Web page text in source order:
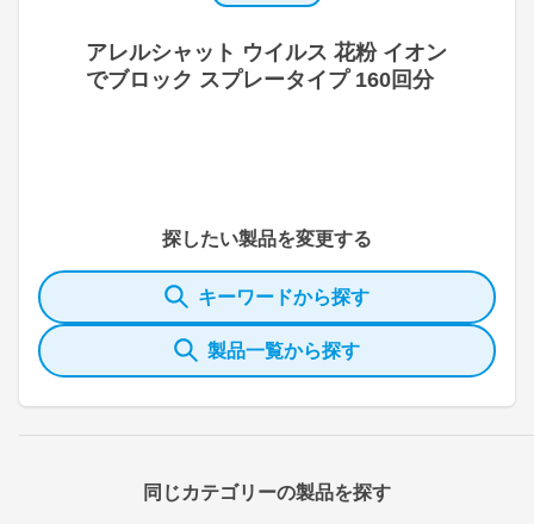
アレルシャット ウイルス 花粉 イオン
でブロック スプレータイプ 160回分
探したい製品を変更する
キーワードから探す
製品一覧から探す
同じカテゴリーの製品を探す